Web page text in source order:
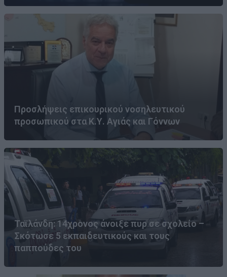
Προσλήψεις επικουρικού νοσηλευτικού
προσωπικού στα Κ.Υ. Αγιάς και Γόννων
Ταϊλάνδη: 14χρονος άνοιξε πυρ σε σχολείο –
Σκότωσε 5 εκπαιδευτικούς και τους
παππούδες του